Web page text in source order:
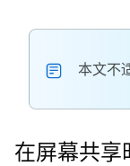
本文不
在屏幕共享